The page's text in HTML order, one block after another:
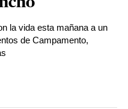
la vida esta mañana a un
de Campamento,